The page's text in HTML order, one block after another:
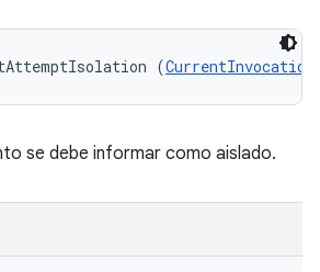
(
se debe informar como aislado.